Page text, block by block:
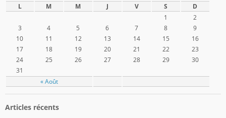
L M M J V S D
« Août
1
2
3
4 5 6 7 8
9
10
11 12 13 14 15
16
17
18 19 20 21 22
23
24
25 26 27 28 29
30
31
Articles récents